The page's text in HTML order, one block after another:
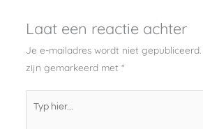
Laat een reactie achter
Je e-mailadres wordt niet gepubliceerd.
zijn gemarkeerd met *